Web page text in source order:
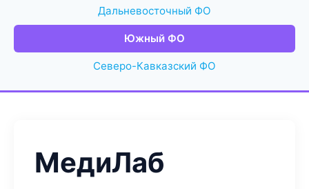
Дальневосточный ФО
Южный ФО
Северо-Кавказский ФО
МедиЛаб